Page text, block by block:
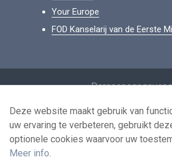
Your Europe
FOD Kanselarij van de Eerste
Persoonsgegevens
Voorwaarden voor het
Contacteer ons
Deze website maakt gebruik van
uw ervaring te verbeteren, gebruikt
optionele cookies waarvoor uw
Meer info.